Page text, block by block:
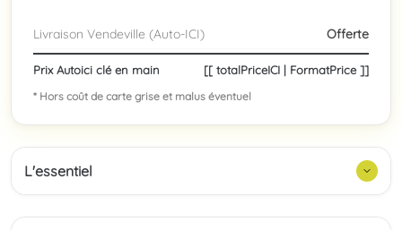
Livraison Vendeville (Auto-ICI) Offerte
Prix Autoici clé en main [[ totalPriceICI | FormatPrice ]]
* Hors coût de carte grise et malus éventuel
L'essentiel